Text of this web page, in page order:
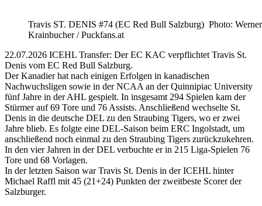
Travis ST. DENIS #74 (EC Red Bull Salzburg) Photo: Werner
Krainbucher / Puckfans.at
22.07.2026 ICEHL Transfer: Der EC KAC verpflichtet Travis St.
Denis vom EC Red Bull Salzburg.
Der Kanadier hat nach einigen Erfolgen in kanadischen
Nachwuchsligen sowie in der NCAA an der Quinnipiac University
fünf Jahre in der AHL gespielt. In insgesamt 294 Spielen kam der
Stürmer auf 69 Tore und 76 Assists. Anschließend wechselte St.
Denis in die deutsche DEL zu den Straubing Tigers, wo er zwei
Jahre blieb. Es folgte eine DEL-Saison beim ERC Ingolstadt, um
anschließend noch einmal zu den Straubing Tigers zurückzukehren.
In den vier Jahren in der DEL verbuchte er in 215 Liga-Spielen 76
Tore und 68 Vorlagen.
In der letzten Saison war Travis St. Denis in der ICEHL hinter
Michael Raffl mit 45 (21+24) Punkten der zweitbeste Scorer der
Salzburger.